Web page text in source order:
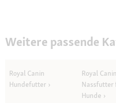
Weitere passende
Royal Canin
Hundefutter
Royal Canin
Nassfutter
Hunde